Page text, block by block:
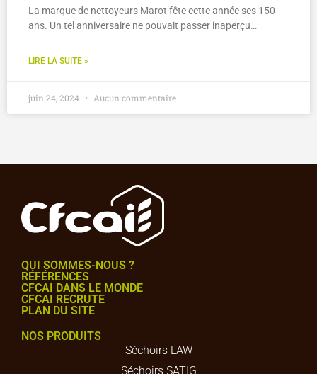
La marque de nettoyeurs Marot fête cette année ses 150
ans. Un tel anniversaire ne pouvait passer inaperçu…
LIRE LA SUITE »
juin 24, 2024 Aucun commentaire
QUI SOMMES-NOUS ?
RÉFÉRENCES
CFCAI DANS LE MONDE
CFCAI RECRUTE
PLAN DU SITE
NOS PRODUITS
Séchoirs LAW
Séchoirs SATIG